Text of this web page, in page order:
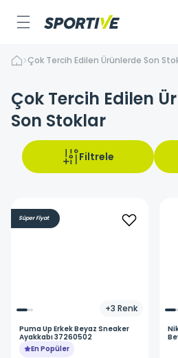
Çok Tercih Edilen Ürünlerde Son
Çok Tercih Edilen
Son Stoklar
Filtrele
Süper Fiyat
+3 Renk
PumaUp Erkek Beyaz Sneaker
Ayakkabı 37260502
En Popüler